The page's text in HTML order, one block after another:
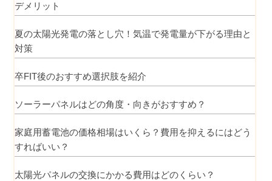
デメリット
夏の太陽光発電の落とし穴！気温で発電量が下がる理由と
対策
卒FIT後のおすすめ選択肢を紹介
ソーラーパネルはどの角度・向きがおすすめ？
家庭用蓄電池の価格相場はいくら？費用を抑えるにはどう
すればいい？
太陽光パネルの交換にかかる費用はどのくらい？